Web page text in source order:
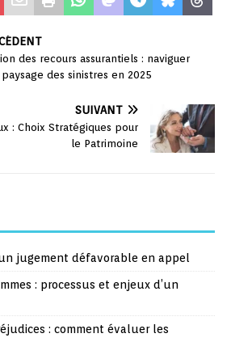
des recours assurantiels : naviguer
des sinistres en 2025
SUIVANT
: Choix Stratégiques pour
le Patrimoine
jugement défavorable en appel
: processus et enjeux d’un
: comment évaluer les